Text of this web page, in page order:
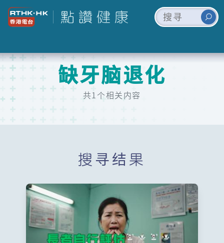
缺牙脑退化
共1个相关内容
搜寻结果